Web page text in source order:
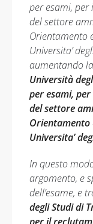
per esami,
del settore
Orientamento
Universita’
aumentando
Università
per esami,
del settore
Orientamento
Universita’
In questo
argomento, e
dell’esame, e
degli Studi di